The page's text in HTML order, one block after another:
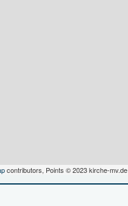
contributors, Points © 2023 kirche-mv.de